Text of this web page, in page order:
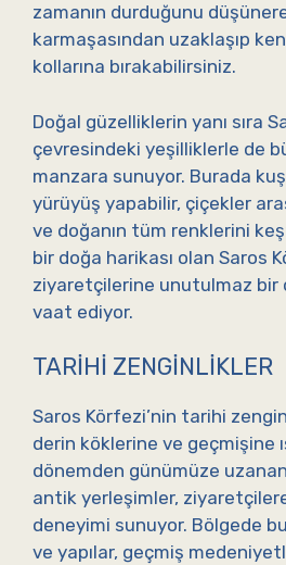
zamanın durduğunu
karmaşasından uzaklaşıp
kollarına bırakabilirsiniz.
Doğal güzelliklerin yanı sıra
çevresindeki yeşilliklerle de
manzara sunuyor. Burada kuş
yürüyüş yapabilir, çiçekler
ve doğanın tüm renklerini
bir doğa harikası olan Saros
ziyaretçilerine unutulmaz bir
vaat ediyor.
TARIHI ZENGINLIKLER
Saros Körfezi’nin tarihi
derin köklerine ve geçmişine
dönemden günümüze
antik yerleşimler,
deneyimi sunuyor. Bölgede
ve yapılar, geçmiş